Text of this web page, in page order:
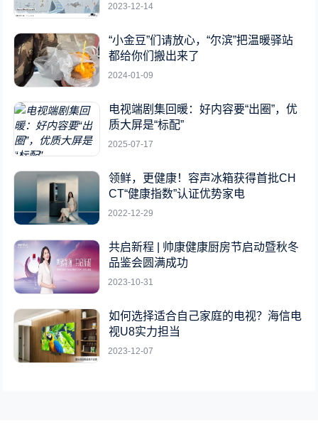
2023-12-14
“小金豆”们请放心，“尔滨”把温暖驿站
都给你们搬出来了
2024-01-09
电视端剧集回暖：好内容要“出圈”，优
质大屏是“标配”
2025-07-17
领鲜，更健康！容声冰箱获得首批CH
CT“健康指数”认证优势家电
2022-12-29
共启新程 | 帅康健康厨房节启动暨秋冬
品鉴会圆满成功
2023-10-31
如何选择适合自己家庭的电视？海信电
视U8实力担当
2023-12-07